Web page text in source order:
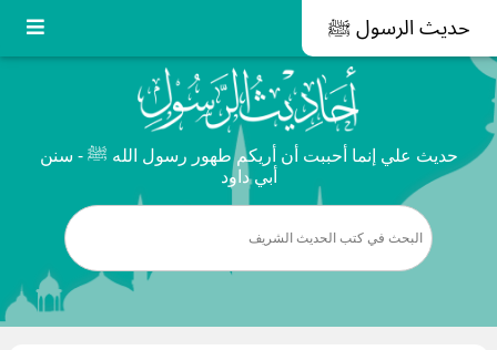
حديث الرسول ﷺ
حديث علي إنما أحببت أن أريكم طهور رسول الله ﷺ - سنن
أبي داود